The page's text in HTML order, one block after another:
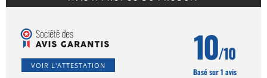
VOIR L'ATTESTATION 10/10
Basé sur 1 avis